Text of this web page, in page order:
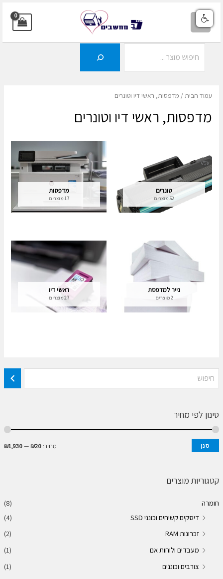
דילוג
לתוכן
MAIN
סינון לפי מחיר
ממ
סנן מחיר:₪20
—
₪1,930
קטגוריות מוצרים
חומרה
(8)
דיסקים קשיחים וכונני SSD
(4)
זכרונות RAM
(2)
מעבדים ולוחות אם
(1)
צורבים וכוננים
(1)
עמוד הבית/ מדפסות, ראשי דיו וטונרים
מדפסות, ראשי דיו וטונרים
טונרים
52 מוצרים
מדפסות
17 מוצרים
נייר למדפסת
2 מוצרים
ראשי דיו
27 מוצרים